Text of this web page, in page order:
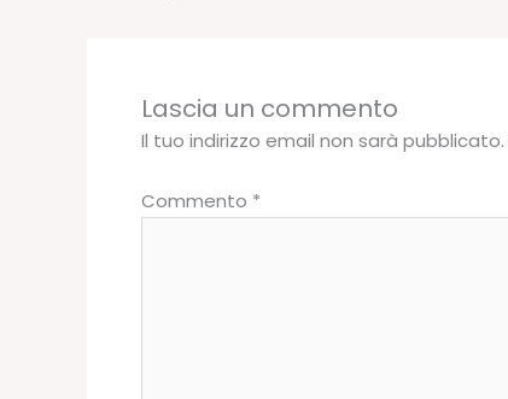
Lascia un commento
Il tuo indirizzo email non sarà pubblicato.
Commento *